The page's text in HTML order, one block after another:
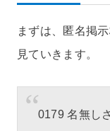
まずは、匿名掲
見ていきます。
0179 名無し